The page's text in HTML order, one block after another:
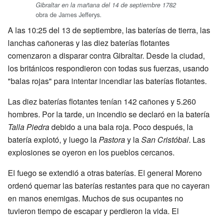
Gibraltar en la mañana del 14 de septiembre 1782
obra de James Jefferys.
A las 10:25 del 13 de septiembre, las baterías de tierra, las
lanchas cañoneras y las diez baterías flotantes
comenzaron a disparar contra Gibraltar. Desde la ciudad,
los británicos respondieron con todas sus fuerzas, usando
"balas rojas" para intentar incendiar las baterías flotantes.
Las diez baterías flotantes tenían 142 cañones y 5.260
hombres. Por la tarde, un incendio se declaró en la batería
Talla Piedradebido a una bala roja. Poco después, la
batería explotó, y luego laPastoray laSan Cristóbal. Las
explosiones se oyeron en los pueblos cercanos.
El fuego se extendió a otras baterías. El general Moreno
ordenó quemar las baterías restantes para que no cayeran
en manos enemigas. Muchos de sus ocupantes no
tuvieron tiempo de escapar y perdieron la vida. El